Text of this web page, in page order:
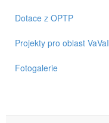
Dotace z OPTP
Projekty pro oblast VaVaI
Fotogalerie